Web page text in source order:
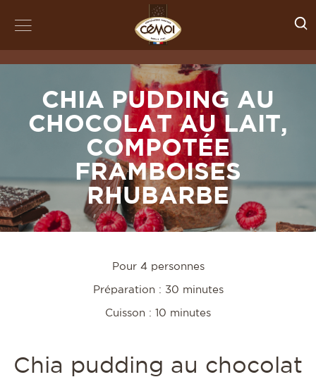
CHIA PUDDING AU
CHOCOLAT AU LAIT,
COMPOTÉE
FRAMBOISES
RHUBARBE
Pour 4 personnes
Préparation : 30 minutes
Cuisson : 10 minutes
Chia pudding au chocolat